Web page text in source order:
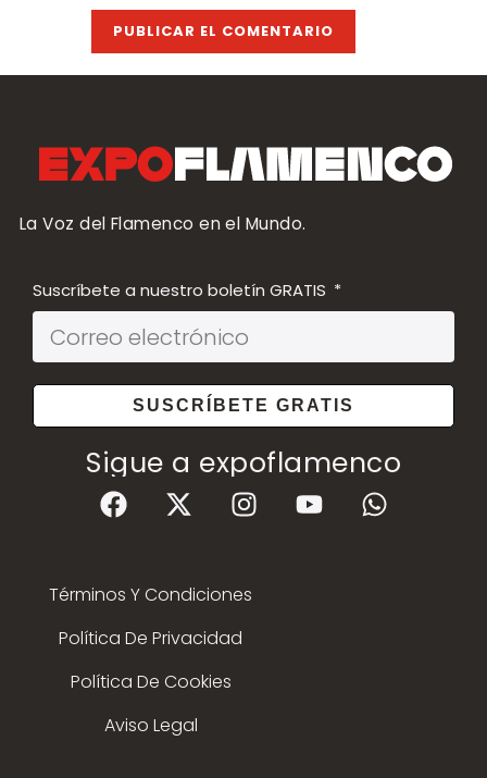
La Voz del Flamenco en el Mundo.
Suscríbete a nuestro boletín GRATIS
SUSCRÍBETE GRATIS
Sigue a expoflamenco
Términos Y Condiciones
Política De Privacidad
Política De Cookies
Aviso Legal